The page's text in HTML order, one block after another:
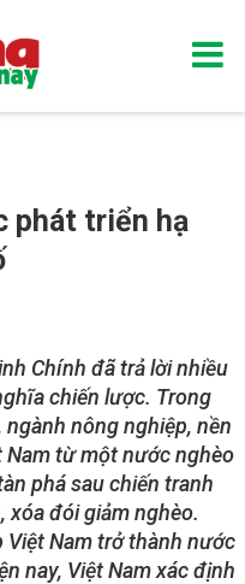
phát triển hạ
Chính đã trả lời nhiều
chiến lược. Trong
nông nghiệp, nền
Nam từ một nước nghèo
phá sau chiến tranh
đói giảm nghèo.
Việt Nam trở thành nước
nay, Việt Nam xác định